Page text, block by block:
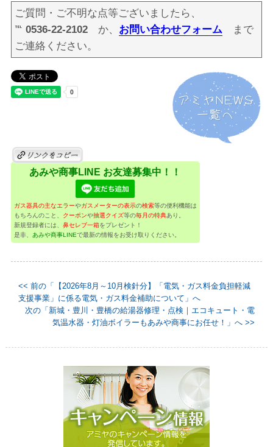
ご質問・ご不明な点等ございましたら、
℡ 0536-22-2102か、 お問い合わせフォームまで
ご連絡ください。
あみや商事LINE お友達募集中！！
ガス器具の主なエラーやガスメーターの表示の検索等の便利機能は
もちろんのこと、
クーポンや抽選クイズ等の毎月の特典あり。
新規登録者には、 鼻セレブ一箱をプレゼント！
是非、
あみや商事LINEで最新の情報をお受け取りください。
<< 前の「【2026年8月～10月検針分】「電気・ガス料金負担軽減
支援事業」に係る電気・ガス料金補助について」へ
次の「新城・豊川・豊橋の給湯器修理・点検｜エコキュート・電
気温水器・灯油ボイラーもあみや商事にお任せ！」へ >>